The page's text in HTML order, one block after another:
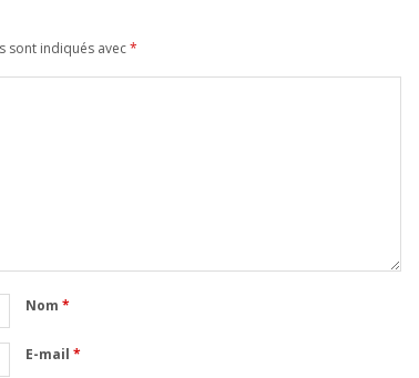
sont indiqués avec*
Nom *
E-mail *